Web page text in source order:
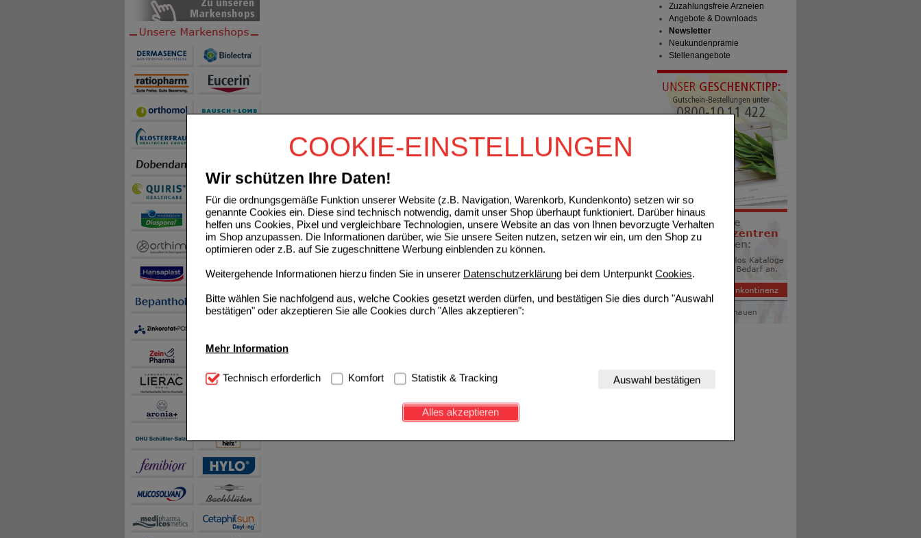
COOKIE-EINSTELLUNGEN
Wir schützen Ihre Daten!
Für die ordnungsgemäße Funktion unserer Website (z.B. Navigation, Warenkorb, Kundenkonto) setzen wir so
genannte Cookies ein. Diese sind technisch notwendig, damit unser Shop überhaupt funktioniert. Darüber hinaus
helfen uns Cookies, Pixel und vergleichbare Technologien, unsere Website an das von Ihnen bevorzugte Verhalten
im Shop anzupassen. Die Informationen darüber, wie Sie unsere Seiten nutzen, setzen wir ein, um den Shop zu
optimieren oder z.B. auf Sie zugeschnittene Werbung einblenden zu können.
Weitergehende Informationen hierzu finden Sie in unserer Datenschutzerklärung bei dem Unterpunkt Cookies.
Bitte wählen Sie nachfolgend aus, welche Cookies gesetzt werden dürfen, und bestätigen Sie dies durch "Auswahl
bestätigen" oder akzeptieren Sie alle Cookies durch "Alles akzeptieren":
Mehr Information
Technisch Notwendig: Hierbei handelt es sich um Cookies, die für die Grundfunktionen unserer Website
notwendig sind (z.B. Navigation, Warenkorb, Kundenkonto), weshalb auf diese nicht verzichtet werden kann.
Diese Cookies werden genutzt um das Einkaufserlebnis noch ansprechender zu gestalten,
beispielsweise für die Wiedererkennung des Besuchers oder unsere Seite an bevorzugte Verhaltensweisen (z.B.
Inhalte anzuzeigen und unser Partnerprogramm zu betreiben.
Statistik & Tracking:
sammeln, mit deren Hilfe wir unsere Website weiter für Sie optimieren können, den Inhalt auf unserer Website aber
auch die Werbung auf Drittseiten möglichst relevant für Sie zu gestalten. Bitte beachten Sie, dass Daten hierfür
Technisch erforderlich Komfort Statistik & Tracking Auswahl bestätigen
Alles akzeptieren
Zuzahlungsfreie Arzneien
Angebote & Downloads
Newsletter
Neukundenprämie
Stellenangebote